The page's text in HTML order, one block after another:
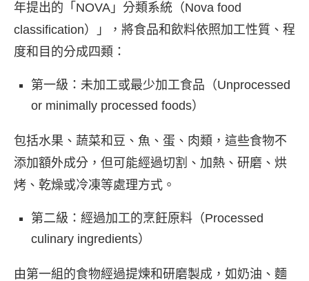
年提出的「NOVA」分類系統（Nova food
classification）」，將食品和飲料依照加工性質、程
度和目的分成四類：
第一級：未加工或最少加工食品（Unprocessed
or minimally processed foods）
包括水果、蔬菜和豆、魚、蛋、肉類，這些食物不
添加額外成分，但可能經過切割、加熱、研磨、烘
烤、乾燥或冷凍等處理方式。
第二級：經過加工的烹飪原料（Processed
culinary ingredients）
由第一組的食物經過提煉和研磨製成，如奶油、麵